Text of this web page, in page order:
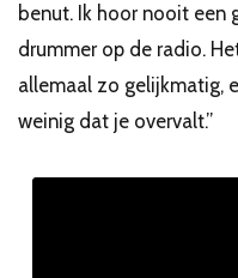
benut. Ik hoor nooit een
drummer op de radio.
allemaal zo gelijkmatig,
weinig dat je overvalt.”